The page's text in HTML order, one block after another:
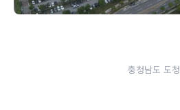
충청남도 도청